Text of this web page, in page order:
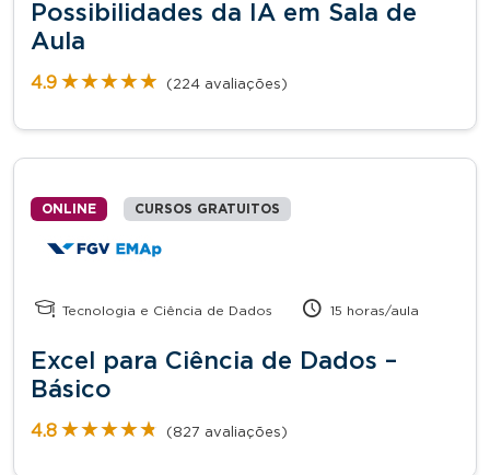
Possibilidades da IA em Sala de
Aula
4.9 ★★★★★
★★★★★ (224 avaliações)
ONLINE CURSOS GRATUITOS
Tecnologia e Ciência de Dados 15 horas/aula
Excel para Ciência de Dados –
Básico
4.8 ★★★★★
★★★★★ (827 avaliações)